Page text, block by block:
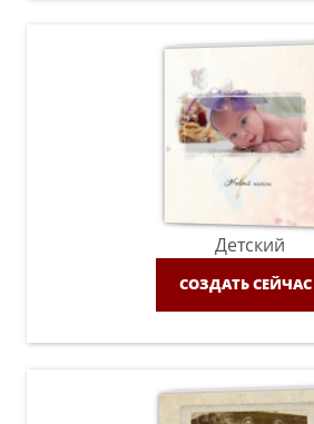
Детский
СОЗДАТЬ СЕЙЧАС